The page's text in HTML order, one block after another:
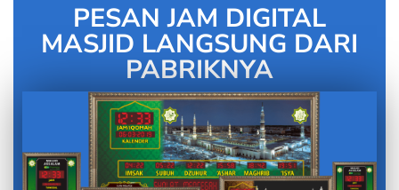
PESAN JAM DIGITAL
MASJID LANGSUNG DARI
PABRIKNYA